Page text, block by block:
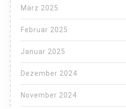
März 2025
Februar 2025
Januar 2025
Dezember 2024
November 2024